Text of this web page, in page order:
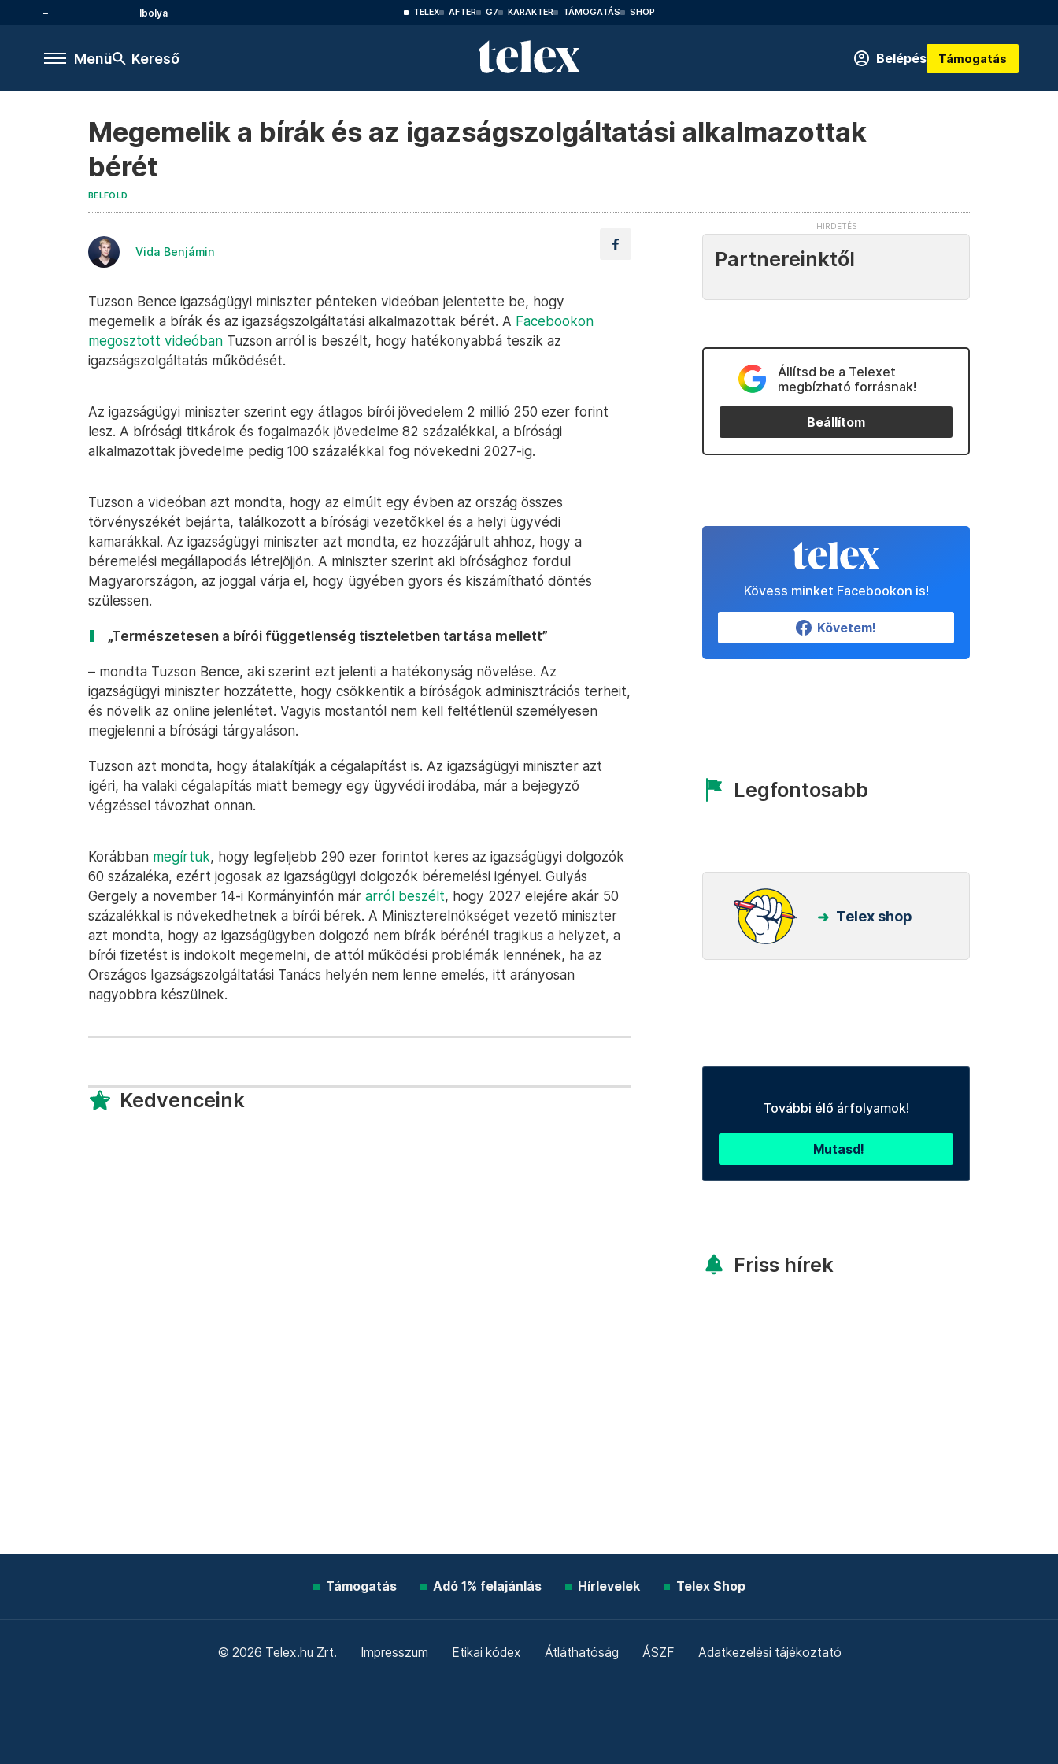
Ibolya TELEX AFTER G7 KARAKTER TÁMOGATÁS SHOP
Menü Kereső Belépés Támogatás
Megemelik a bírák és az igazságszolgáltatási alkalmazottak
bérét
BELFÖLD
Vida Benjámin
Tuzson Bence igazságügyi miniszter pénteken videóban jelentette be, hogy
megemelik a bírák és az igazságszolgáltatási alkalmazottak bérét. A Facebookon
megosztott videóban Tuzson arról is beszélt, hogy hatékonyabbá teszik az
igazságszolgáltatás működését.
Az igazságügyi miniszter szerint egy átlagos bírói jövedelem 2 millió 250 ezer forint
lesz. A bírósági titkárok és fogalmazók jövedelme 82 százalékkal, a bírósági
alkalmazottak jövedelme pedig 100 százalékkal fog növekedni 2027-ig.
Tuzson a videóban azt mondta, hogy az elmúlt egy évben az ország összes
törvényszékét bejárta, találkozott a bírósági vezetőkkel és a helyi ügyvédi
kamarákkal. Az igazságügyi miniszter azt mondta, ez hozzájárult ahhoz, hogy a
béremelési megállapodás létrejöjjön. A miniszter szerint aki bírósághoz fordul
Magyarországon, az joggal várja el, hogy ügyében gyors és kiszámítható döntés
szülessen.
„Természetesen a bírói függetlenség tiszteletben tartása mellett”
– mondta Tuzson Bence, aki szerint ezt jelenti a hatékonyság növelése. Az
igazságügyi miniszter hozzátette, hogy csökkentik a bíróságok adminisztrációs terheit,
és növelik az online jelenlétet. Vagyis mostantól nem kell feltétlenül személyesen
megjelenni a bírósági tárgyaláson.
Tuzson azt mondta, hogy átalakítják a cégalapítást is. Az igazságügyi miniszter azt
ígéri, ha valaki cégalapítás miatt bemegy egy ügyvédi irodába, már a bejegyző
végzéssel távozhat onnan.
Korábban megírtuk, hogy legfeljebb 290 ezer forintot keres az igazságügyi dolgozók
60 százaléka, ezért jogosak az igazságügyi dolgozók béremelési igényei. Gulyás
Gergely a november 14-i Kormányinfón már arról beszélt, hogy 2027 elejére akár 50
százalékkal is növekedhetnek a bírói bérek. A Miniszterelnökséget vezető miniszter
azt mondta, hogy az igazságügyben dolgozó nem bírák bérénél tragikus a helyzet, a
bírói fizetést is indokolt megemelni, de attól működési problémák lennének, ha az
Országos Igazságszolgáltatási Tanács helyén nem lenne emelés, itt arányosan
nagyobbra készülnek.
Kedvenceink
Partnereinktől
Állítsd be a Telexet
megbízható forrásnak!
Beállítom
Kövess minket Facebookon is!
Követem!
Legfontosabb
Telex shop
További élő árfolyamok!
Mutasd!
Friss hírek
Támogatás Adó 1% felajánlás Hírlevelek Telex Shop
© 2026 Telex.hu Zrt. Impresszum Etikai kódex Átláthatóság ÁSZF Adatkezelési tájékoztató